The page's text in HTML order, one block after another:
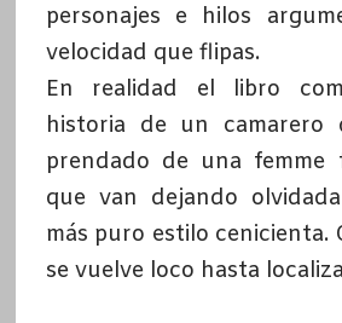
personajes e hilos
velocidad que flipas.
En realidad el libro
historia de un camarero
prendado de una femme
que van dejando
más puro estilo cenicienta.
se vuelve loco hasta